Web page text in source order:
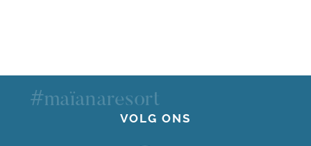
#maïanaresort
VOLG ONS